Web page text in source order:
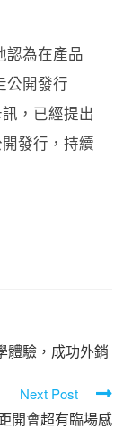
認為在產品
公開發行
，已經提出
發行，持續
體驗，成功外銷
Next Post
開會超有臨場感